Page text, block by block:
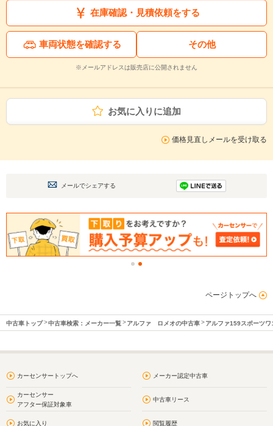
在庫確認・見積依頼をする
車両状態を確認する その他
※メールアドレスは販売店に公開されません
お気に入りに追加
価格見直しメールを受け取る
メールでシェアする
ページトップへ
中古車トップ 中古車検索：メーカー一覧 アルファ ロメオの中古車 アルファ159スポーツワ
カーセンサートップへ メーカー認定中古車
カーセンサー
アフター保証対象車
中古車リース
お気に入り 閲覧履歴